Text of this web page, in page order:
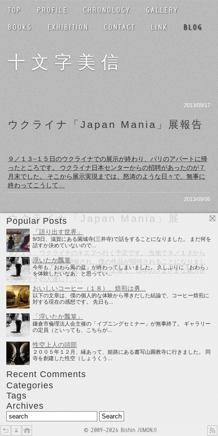
TOP PROFILE CHRONOLOGY
GALLERY
BOOKS
EXHIBITION CONTACT LINK BLOG
十文字美信
2013/09/17
ウクライナ「Japan Mania」展報告
９／１３~１５日のウクライナでの展示が終わり、パリのアパートに帰
ったところです。 ウクライナ日本センターからの招聘があったのが７
月末でした。 そこから展示実現までは、怒涛のような日々で、無事に
終わってこうして…
2013/09/06
ウクライナ「Japan Mania」展
９／１１、ウクライナのキエフへ行く予定です。 当地で９／１３から
「Japan Mania」展が開催され、僕の作品が招待されることになりまし
た。 ウクライナ日本文化センターが主催で、日本のさまざまな魅力を
ウクライナの人達に […]…
Popular Posts
「語り出す世界」
9/3日、滋賀にある園城寺(三井寺)で話をすることになりました。 まだ何を
話すか決めていないので...
浮いたか瓢箪
今年も「おわら風の盆」が終わってしまいました。 久しぶりに「おわら」
を体験したいなあ、と思ってい...
おいしいコーヒー（１８）、焙煎は勇...
以下の文章は、僕の個人的な体験から導きだした結論で、コーヒー焙煎に
対する現在の感想です。 先日も...
「浮いたか瓢箪」
鎌倉市倫理法人会主催の「イブニングセミナー」が無事終了。 ギャラリー
の定員（といっても、こちらが...
性空上人の頭部
２００５年１２月、縁あって、姫路にある書写山圓教寺に行きました。 同
寺を創建した性空（しょうくう...
Recent Comments
Categories
Tags
Archives
© 2009-2026 Bishin JUMONJI